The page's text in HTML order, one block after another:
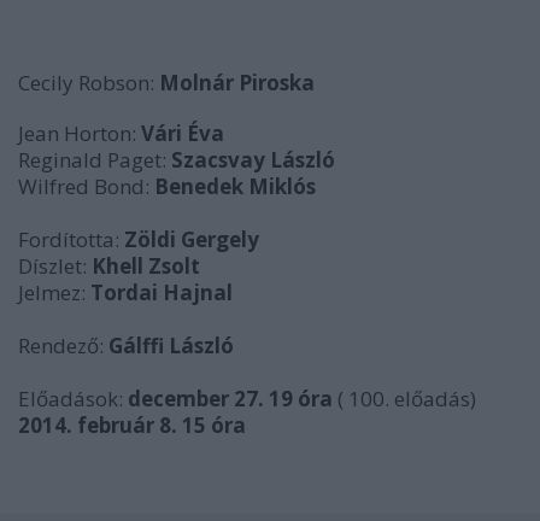
Cecily Robson: Molnár Piroska
Jean Horton: Vári Éva
Reginald Paget: Szacsvay László
Wilfred Bond: Benedek Miklós
Fordította: Zöldi Gergely
Díszlet: Khell Zsolt
Jelmez: Tordai Hajnal
Rendező: Gálffi László
Előadások: december 27. 19 óra ( 100. előadás)
2014. február 8. 15 óra